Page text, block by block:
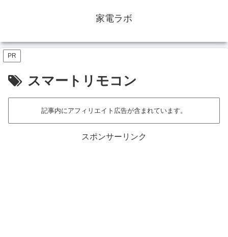
家電ラボ
PR
スマートリモコン
記事内にアフィリエイト広告が含まれています。
スポンサーリンク